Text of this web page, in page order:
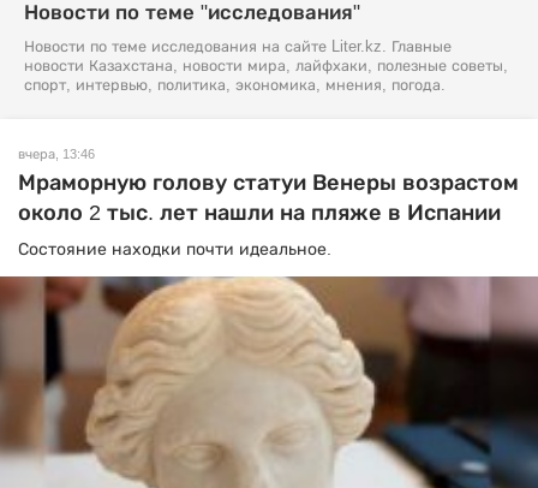
Новости по теме "исследования"
Новости по теме исследования на сайте Liter.kz. Главные
новости Казахстана, новости мира, лайфхаки, полезные советы,
спорт, интервью, политика, экономика, мнения, погода.
вчера, 13:46
Мраморную голову статуи Венеры возрастом
около 2 тыс. лет нашли на пляже в Испании
Состояние находки почти идеальное.